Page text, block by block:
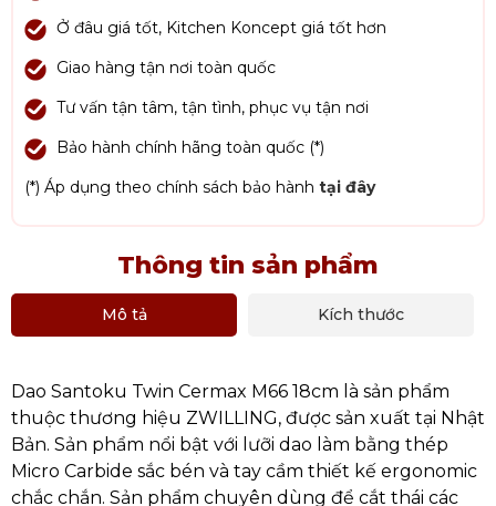
Ở đâu giá tốt, Kitchen Koncept giá tốt hơn
Giao hàng tận nơi toàn quốc
Tư vấn tận tâm, tận tình, phục vụ tận nơi
Bảo hành chính hãng toàn quốc (*)
(*) Áp dụng theo chính sách bảo hành tại đây
Thông tin sản phẩm
Mô tả Kích thước
Dao Santoku Twin Cermax M66 18cm là sản phẩm
thuộc thương hiệu ZWILLING, được sản xuất tại Nhật
Bản. Sản phẩm nổi bật với lưỡi dao làm bằng thép
Micro Carbide sắc bén và tay cầm thiết kế ergonomic
chắc chắn. Sản phẩm chuyên dùng để cắt thái các